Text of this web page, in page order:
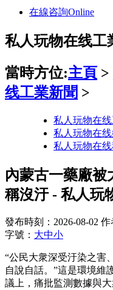
在線咨詢Online
私人玩物在线工
當時方位:主頁 >
线工業新聞 >
私人玩物在
私人玩物在
私人玩物在
內蒙古一藥廠被
稱沒汙 - 私人玩
發布時刻：2026-08-02 作
字號： 大中小
“公民大衆深受汙染之害
自說自話。”這是環境維
議上，痛批監測數據與